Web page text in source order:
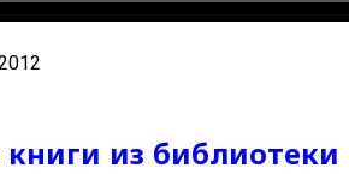
книги из библиотеки